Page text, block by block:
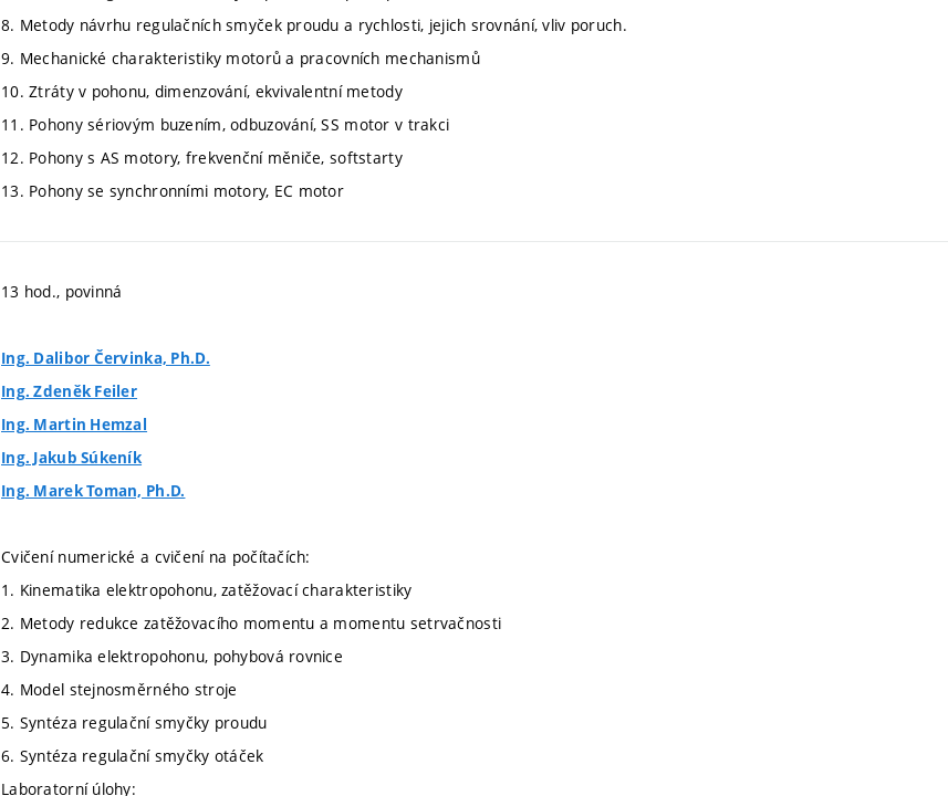
8. Metody návrhu regulačních smyček proudu a rychlosti, jejich srovnání, vliv poruch.
9. Mechanické charakteristiky motorů a pracovních mechanismů
10. Ztráty v pohonu, dimenzování, ekvivalentní metody
11. Pohony sériovým buzením, odbuzování, SS motor v trakci
12. Pohony s AS motory, frekvenční měniče, softstarty
13. Pohony se synchronními motory, EC motor
13 hod., povinná
Ing. Dalibor Červinka, Ph.D.
Ing. Zdeněk Feiler
Ing. Martin Hemzal
Ing. Jakub Súkeník
Ing. Marek Toman, Ph.D.
Cvičení numerické a cvičení na počítačích:
1. Kinematika elektropohonu, zatěžovací charakteristiky
2. Metody redukce zatěžovacího momentu a momentu setrvačnosti
3. Dynamika elektropohonu, pohybová rovnice
4. Model stejnosměrného stroje
5. Syntéza regulační smyčky proudu
6. Syntéza regulační smyčky otáček
Laboratorní úlohy: